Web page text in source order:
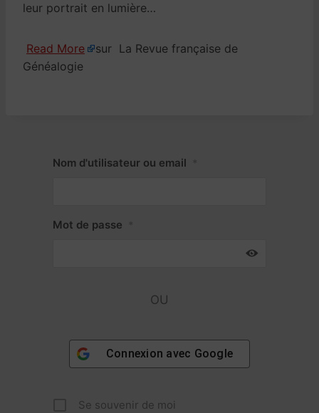
leur portrait en lumière…
Read More
sur La Revue française de
Généalogie
Nom d'utilisateur ou email
Mot de passe
OU
Connexion avec Google
Se souvenir de moi